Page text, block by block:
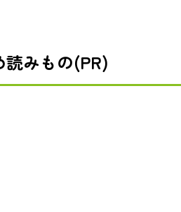
読みもの(PR)